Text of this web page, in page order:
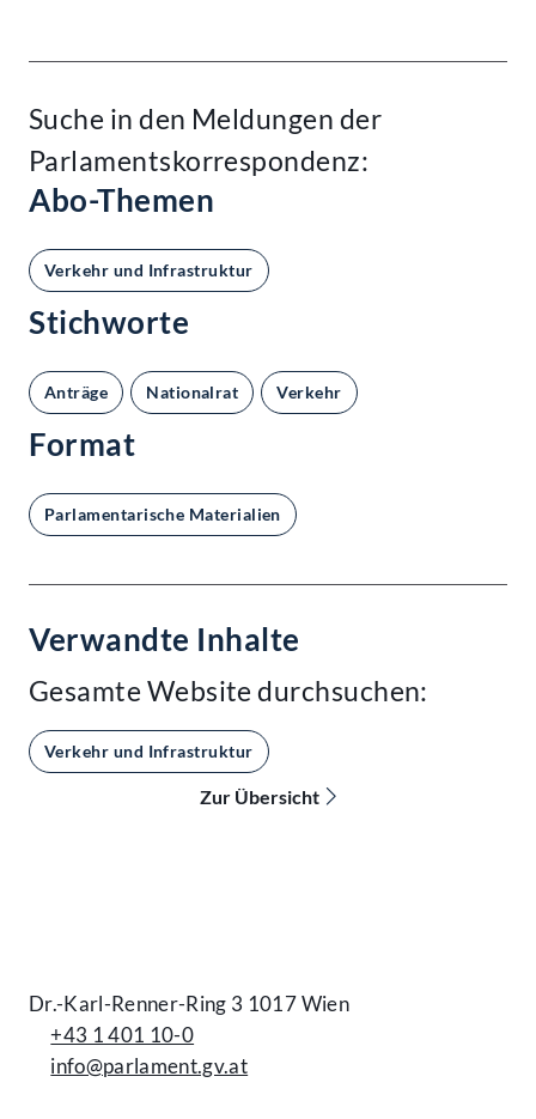
Suche in den Meldungen der
Parlamentskorrespondenz:
Abo-Themen
Verkehr und Infrastruktur
Stichworte
Anträge Nationalrat Verkehr
Format
Parlamentarische Materialien
Verwandte Inhalte
Gesamte Website durchsuchen:
Verkehr und Infrastruktur
Zur Übersicht
Dr.-Karl-Renner-Ring 3 1017 Wien
+43 1 401 10-0
info@parlament.gv.at